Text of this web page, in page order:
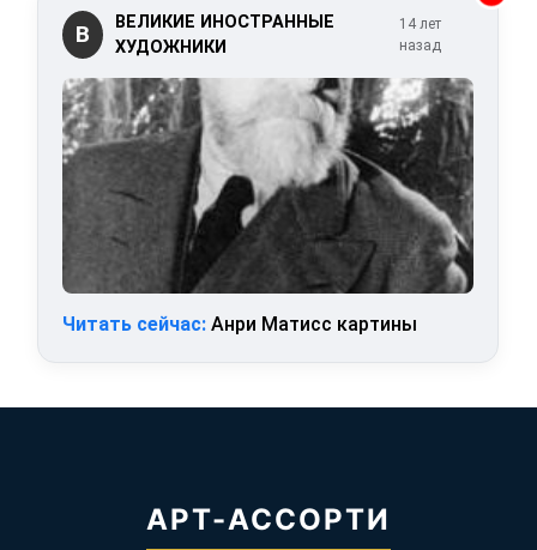
В
ВЕЛИКИЕ ИНОСТРАННЫЕ
ХУДОЖНИКИ
14 лет
назад
Читать сейчас: Анри Матисс картины
АРТ-АССОРТИ